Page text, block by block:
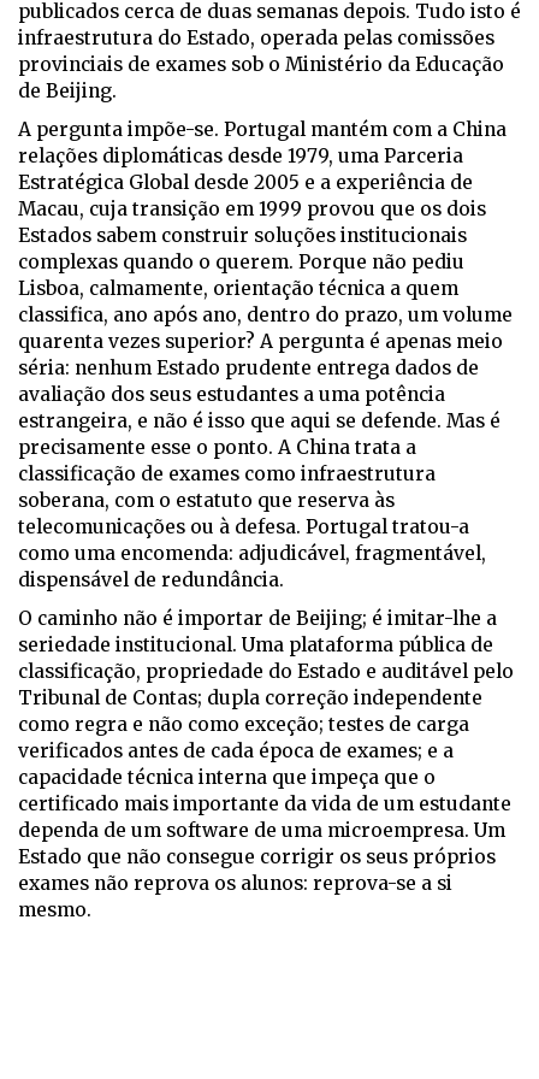
publicados cerca de duas semanas depois. Tudo isto é
infraestrutura do Estado, operada pelas comissões
provinciais de exames sob o Ministério da Educação
de Beijing.
A pergunta impõe-se. Portugal mantém com a China
relações diplomáticas desde 1979, uma Parceria
Estratégica Global desde 2005 e a experiência de
Macau, cuja transição em 1999 provou que os dois
Estados sabem construir soluções institucionais
complexas quando o querem. Porque não pediu
Lisboa, calmamente, orientação técnica a quem
classifica, ano após ano, dentro do prazo, um volume
quarenta vezes superior? A pergunta é apenas meio
séria: nenhum Estado prudente entrega dados de
avaliação dos seus estudantes a uma potência
estrangeira, e não é isso que aqui se defende. Mas é
precisamente esse o ponto. A China trata a
classificação de exames como infraestrutura
soberana, com o estatuto que reserva às
telecomunicações ou à defesa. Portugal tratou-a
como uma encomenda: adjudicável, fragmentável,
dispensável de redundância.
O caminho não é importar de Beijing; é imitar-lhe a
seriedade institucional. Uma plataforma pública de
classificação, propriedade do Estado e auditável pelo
Tribunal de Contas; dupla correção independente
como regra e não como exceção; testes de carga
verificados antes de cada época de exames; e a
capacidade técnica interna que impeça que o
certificado mais importante da vida de um estudante
dependa de um software de uma microempresa. Um
Estado que não consegue corrigir os seus próprios
exames não reprova os alunos: reprova-se a si
mesmo.